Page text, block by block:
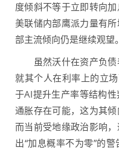
度倾斜不等于立即转向
美联储内部鹰派力量有
部主流倾向仍是继续观望。
虽然沃什在资产负债
就其个人在利率上的立
于AI提升生产率等结构
通胀存在可能，这为其
而当前受地缘政治影响
出“加息概率不为零”的